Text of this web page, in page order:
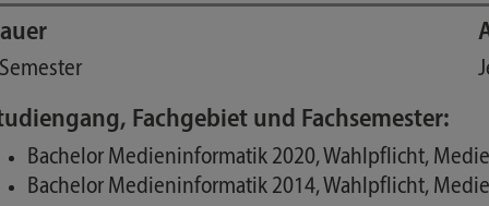
Fachgebiet und Fachsemester:
Bachelor Medieninformatik 2020, Wahlpflicht,
Bachelor Medieninformatik 2014, Wahlpflicht,